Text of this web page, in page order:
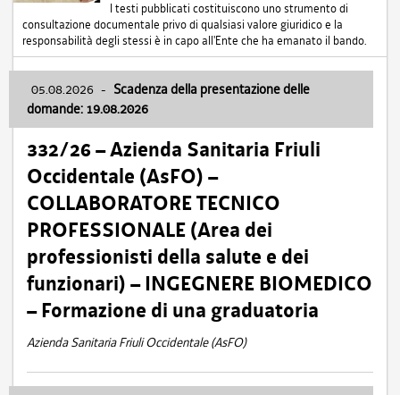
I testi pubblicati costituiscono uno strumento di
consultazione documentale privo di qualsiasi valore giuridico e la
responsabilità degli stessi è in capo all'Ente che ha emanato il bando.
05.08.2026 - Scadenza della presentazione delle
domande: 19.08.2026
332/26 – Azienda Sanitaria Friuli
Occidentale (AsFO) –
COLLABORATORE TECNICO
PROFESSIONALE (Area dei
professionisti della salute e dei
funzionari) – INGEGNERE BIOMEDICO
– Formazione di una graduatoria
Azienda Sanitaria Friuli Occidentale (AsFO)